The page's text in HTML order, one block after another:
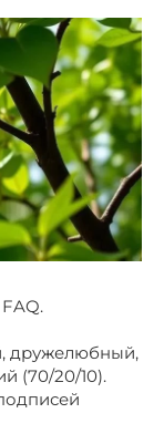
дружелюбный,
(70/20/10).